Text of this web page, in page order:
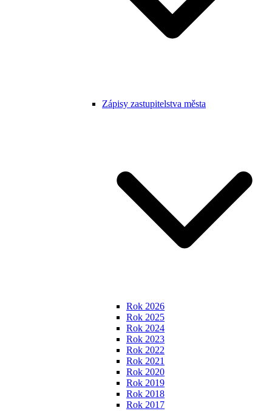
Zápisy zastupitelstva města
Rok 2026
Rok 2025
Rok 2024
Rok 2023
Rok 2022
Rok 2021
Rok 2020
Rok 2019
Rok 2018
Rok 2017